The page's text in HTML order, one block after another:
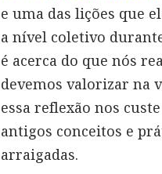
e uma das lições que
a nível coletivo
é acerca do que nós
devemos valorizar na
essa reflexão nos
antigos conceitos e
arraigadas.